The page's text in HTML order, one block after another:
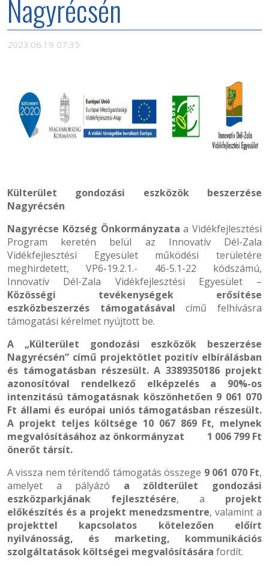
Nagyrécsén
2023.06.19 07:35
Külterület gondozási eszközök beszerzése
Nagyrécsén
Nagyrécse Község Önkormányzata a Vidékfejlesztési
Program keretén belül az Innovatív Dél-Zala
Vidékfejlesztési Egyesület működési területére
meghirdetett, VP6-19.2.1.- 46-5.1-22 kódszámú,
Innovatív Dél-Zala Vidékfejlesztési Egyesület –
Közösségi tevékenységek erősítése
eszközbeszerzés támogatásával című felhívásra
támogatási kérelmet nyújtott be.
A „Külterület gondozási eszközök beszerzése
Nagyrécsén” című projektötlet pozitív elbírálásban
és támogatásban részesült. A 3389350186 projekt
azonosítóval rendelkező elképzelés a 90%-os
intenzitású támogatásnak köszönhetően 9 061 070
Ft állami és európai uniós támogatásban részesült.
A projekt teljes költsége 10 067 869 Ft, melynek
megvalósításához az önkormányzat 1 006 799 Ft
önerőt társít.
A vissza nem térítendő támogatás összege 9 061 070 Ft,
amelyet a pályázó a zöldterület gondozási
eszközparkjának fejlesztésére, a projekt
előkészítés és a projekt menedzsmentre, valamint a
projekttel kapcsolatos kötelezően előírt
nyilvánosság, és marketing, kommunikációs
szolgáltatások költségei megvalósítására fordít.